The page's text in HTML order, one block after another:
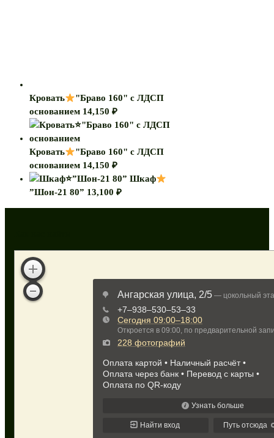
Кровать
"Браво 160" с ЛДСП
основанием 14,150 ₽
Кровать
"Браво 160" с ЛДСП
основанием 14,150 ₽
Шкаф
”Шон-21 80” 13,100 ₽